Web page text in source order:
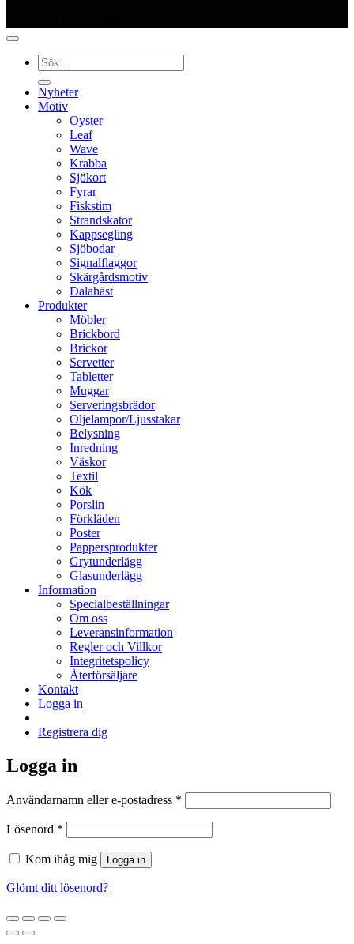
Sök
efter:
Nyheter
Motiv
Oyster
Leaf
Wave
Krabba
Sjökort
Fyrar
Fiskstim
Strandskator
Kappsegling
Sjöbodar
Signalflaggor
Skärgårdsmotiv
Dalahäst
Produkter
Möbler
Brickbord
Brickor
Servetter
Tabletter
Muggar
Serveringsbrädor
Oljelampor/Ljusstakar
Belysning
Inredning
Väskor
Textil
Kök
Porslin
Förkläden
Poster
Pappersprodukter
Grytunderlägg
Glasunderlägg
Information
Specialbeställningar
Om oss
Leveransinformation
Regler och Villkor
Integritetspolicy
Återförsäljare
Kontakt
Logga in
Registrera dig
Logga in
Användarnamn eller e-postadress *
Lösenord *
Kom ihåg mig Logga in
Glömt ditt lösenord?